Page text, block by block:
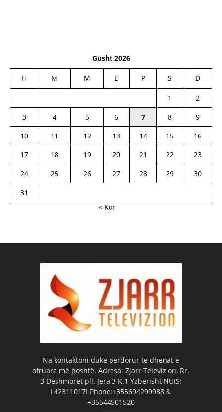
Gusht 2026
H M M E P S D
1
2
3
4 5 6 7 8
9
10
11 12 13 14 15
16
17
18 19 20 21 22
23
24
25 26 27 28 29
30
31
« Kor
Na kontaktoni duke përdorur të dhënat e
ofruara më poshtë. Adresa: Zjarr Televizion, Rr.
3 Dëshmorët pll. Jera 3 K.1 Yzberisht NUIS:
L42311017I Phone:+355694299988 &
+35544501520